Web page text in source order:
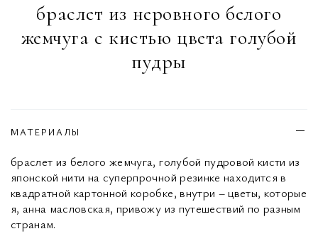
браслет из неровного белого
жемчуга с кистью цвета голубой
пудры
МАТЕРИАЛЫ
браслет из белого жемчуга, голубой пудровой кисти из
японской нити на суперпрочной резинке находится в
квадратной картонной коробке, внутри – цветы, которые
я, анна масловская, привожу из путешествий по разным
странам.